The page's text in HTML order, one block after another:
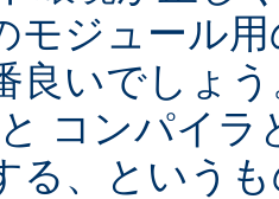
モジュール
良いでしょ
コンパイ
る、という